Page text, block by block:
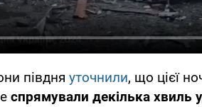
півдня уточнили, що цієї
спрямували декілька хвиль